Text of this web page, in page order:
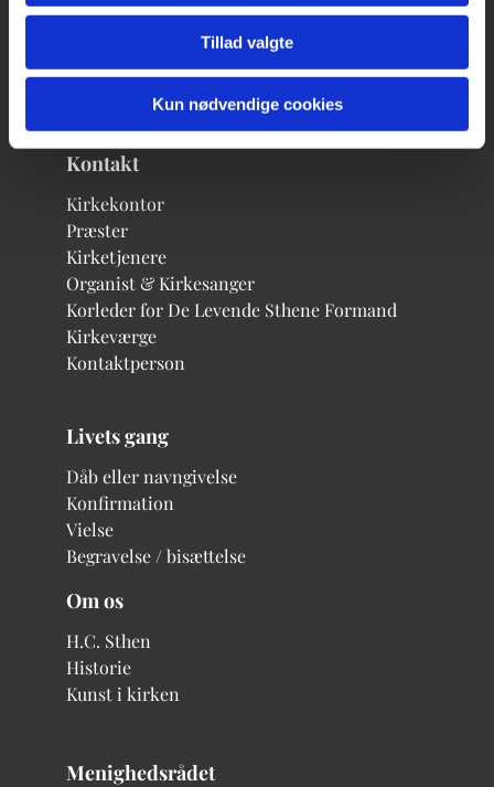
Tillad valgte
Kun nødvendige cookies
49 22 29 51
Kontakt
Kirkekontor
Præster
Kirketjenere
Organist & Kirkesanger
Korleder for De Levende Sthene Formand
Kirkeværge
Kontaktperson
Livets gang
Dåb eller navngivelse
Konfirmation
Vielse
Begravelse / bisættelse
Om os
H.C. Sthen
Historie
Kunst i kirken
Menighedsrådet